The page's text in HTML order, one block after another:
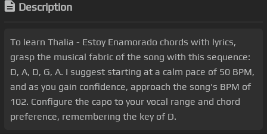
Description
To learn Thalia - Estoy Enamorado chords with lyrics,
grasp the musical fabric of the song with this sequence:
D, A, D, G, A. I suggest starting at a calm pace of 50 BPM,
and as you gain confidence, approach the song's BPM of
102. Configure the capo to your vocal range and chord
preference, remembering the key of D.